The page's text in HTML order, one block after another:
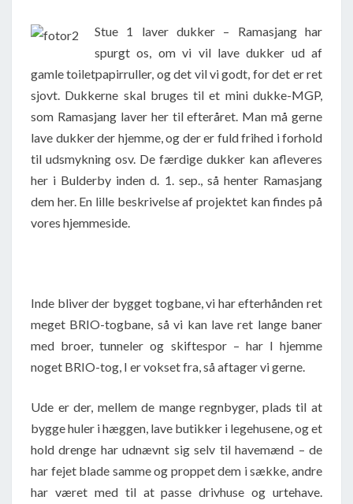
Stue 1 laver dukker – Ramasjang har
spurgt os, om vi vil lave dukker ud af
gamle toiletpapirruller, og det vil vi godt, for det er ret
sjovt. Dukkerne skal bruges til et mini dukke-MGP,
som Ramasjang laver her til efteråret. Man må gerne
lave dukker der hjemme, og der er fuld frihed i forhold
til udsmykning osv. De færdige dukker kan afleveres
her i Bulderby inden d. 1. sep., så henter Ramasjang
dem her. En lille beskrivelse af projektet kan findes på
vores hjemmeside.
Inde bliver der bygget togbane, vi har efterhånden ret
meget BRIO-togbane, så vi kan lave ret lange baner
med broer, tunneler og skiftespor – har I hjemme
noget BRIO-tog, I er vokset fra, så aftager vi gerne.
Ude er der, mellem de mange regnbyger, plads til at
bygge huler i hæggen, lave butikker i legehusene, og et
hold drenge har udnævnt sig selv til havemænd – de
har fejet blade samme og proppet dem i sække, andre
har været med til at passe drivhuse og urtehave.